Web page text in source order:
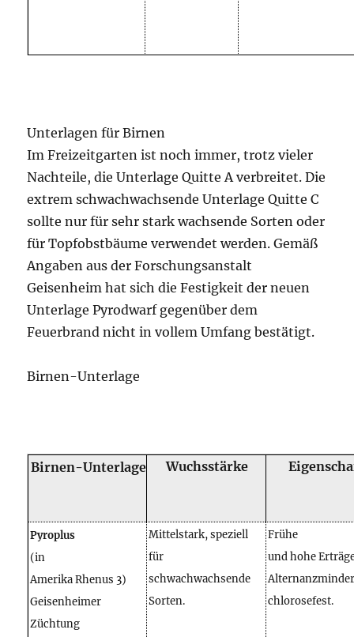
Unterlagen für Birnen
Im Freizeitgarten ist noch immer, trotz vieler
Nachteile, die Unterlage Quitte A verbreitet. Die
extrem schwachwachsende Unterlage Quitte C
sollte nur für sehr stark wachsende Sorten oder
für Topfobstbäume verwendet werden. Gemäß
Angaben aus der Forschungsanstalt
Geisenheim hat sich die Festigkeit der neuen
Unterlage Pyrodwarf gegenüber dem
Feuerbrand nicht in vollem Umfang bestätigt.
Birnen-Unterlage
Birnen-Unterlage Wuchsstärke
Pyroplus
(in
Amerika Rhenus 3)
Geisenheimer
Züchtung
Mittelstark, speziell
für
schwachwachsende
Sorten.
Frühe
und hohe
chlorosefest.